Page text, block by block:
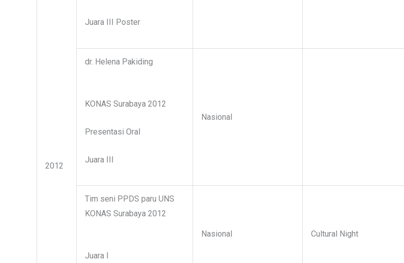
2012
Juara III Poster
dr. Helena Pakiding
KONAS Surabaya 2012
Presentasi Oral
Juara III
Nasional
Tim seni PPDS paru UNS
KONAS Surabaya 2012
Juara I
Nasional Cultural Night